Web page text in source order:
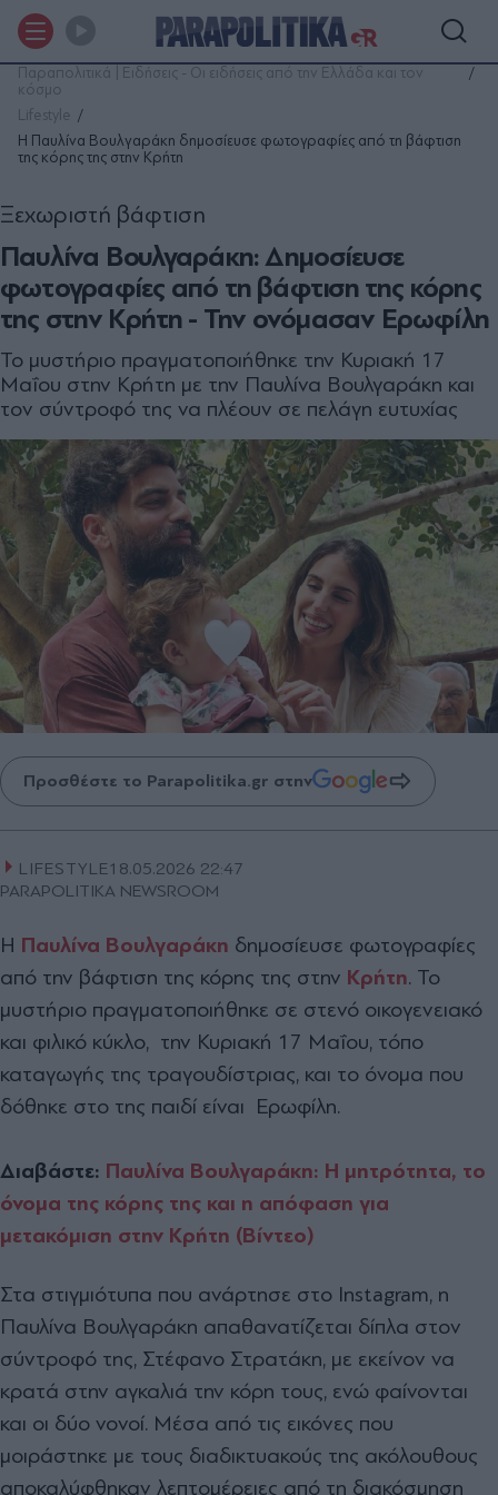
Παραπολιτικά | Ειδήσεις - Οι ειδήσεις από την Ελλάδα και τον
κόσμο
Lifestyle
Η Παυλίνα Βουλγαράκη δημοσίευσε φωτογραφίες από τη βάφτιση
της κόρης της στην Κρήτη
Παυλίνα Βουλγαράκη: Δημοσίευσε
φωτογραφίες από τη βάφτιση της κόρης
της στην Κρήτη - Την ονόμασαν Ερωφίλη
Ξεχωριστή βάφτιση
Το μυστήριο πραγματοποιήθηκε την Κυριακή 17
Μαΐου στην Κρήτη με την Παυλίνα Βουλγαράκη και
τον σύντροφό της να πλέουν σε πελάγη ευτυχίας
Προσθέστε το Parapolitika.gr στην
LIFESTYLE18.05.2026 22:47
PARAPOLITIKA NEWSROOM
Η Παυλίνα Βουλγαράκη δημοσίευσε φωτογραφίες
από την βάφτιση της κόρης της στην Κρήτη. Το
μυστήριο πραγματοποιήθηκε σε στενό οικογενειακό
και φιλικό κύκλο, την Κυριακή 17 Μαΐου, τόπο
καταγωγής της τραγουδίστριας, και το όνομα που
δόθηκε στο της παιδί είναι Ερωφίλη.
Διαβάστε: Παυλίνα Βουλγαράκη: Η μητρότητα, το
όνομα της κόρης της και η απόφαση για
μετακόμιση στην Κρήτη (Βίντεο)
Στα στιγμιότυπα που ανάρτησε στο Instagram, η
Παυλίνα Βουλγαράκη απαθανατίζεται δίπλα στον
σύντροφό της, Στέφανο Στρατάκη, με εκείνον να
κρατά στην αγκαλιά την κόρη τους, ενώ φαίνονται
και οι δύο νονοί. Μέσα από τις εικόνες που
μοιράστηκε με τους διαδικτυακούς της ακόλουθους
αποκαλύφθηκαν λεπτομέρειες από τη διακόσμηση